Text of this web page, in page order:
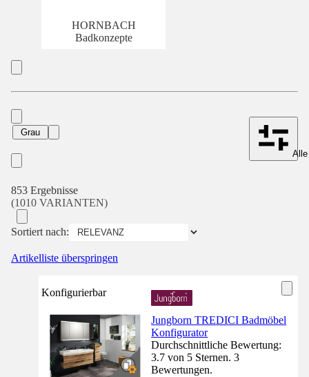
HORNBACH
Badkonzepte
Grau
853 Ergebnisse
(1010 VARIANTEN)
Sortiert nach:
Artikelliste überspringen
Konfigurierbar
Jungborn TREDICI Badmöbel
Konfigurator
Durchschnittliche Bewertung:
3.7 von 5 Sternen. 3
Bewertungen.